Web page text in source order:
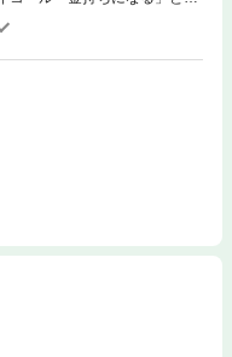
成功本」も、カネのことばか
人の人生を窮屈なものにして
て、「人生に成功するという
と、新たな価値観を提示
著者は、「自分に合った人
、若い頃から、かなり自由
、より実り多い生き方が得